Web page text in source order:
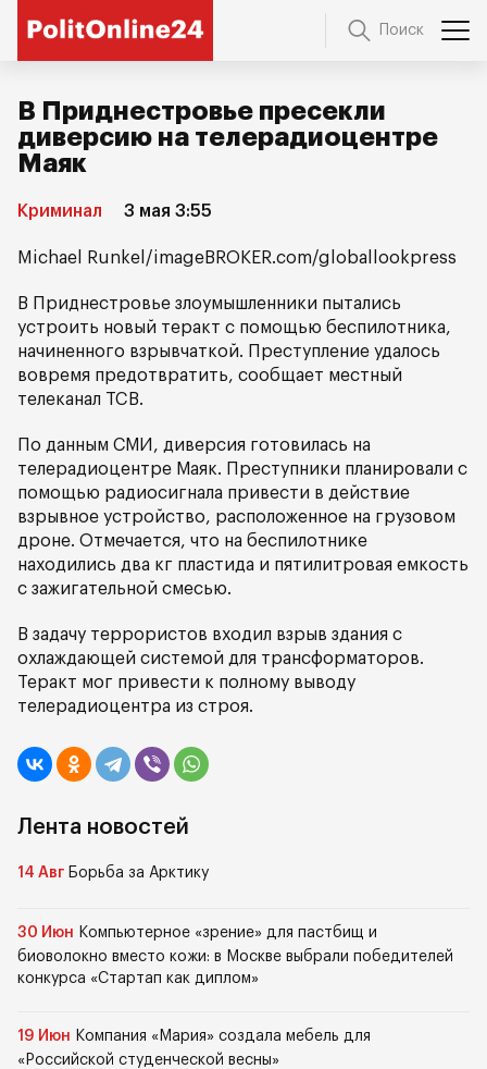
Поиск
В Приднестровье пресекли
диверсию на телерадиоцентре
Маяк
Криминал 3 мая 3:55
Michael Runkel/imageBROKER.com/globallookpress
В Приднестровье злоумышленники пытались
устроить новый теракт с помощью беспилотника,
начиненного взрывчаткой. Преступление удалось
вовремя предотвратить, сообщает местный
телеканал TCB.
По данным СМИ, диверсия готовилась на
телерадиоцентре Маяк. Преступники планировали с
помощью радиосигнала привести в действие
взрывное устройство, расположенное на грузовом
дроне. Отмечается, что на беспилотнике
находились два кг пластида и пятилитровая емкость
с зажигательной смесью.
В задачу террористов входил взрыв здания с
охлаждающей системой для трансформаторов.
Теракт мог привести к полному выводу
телерадиоцентра из строя.
Лента новостей
14 Авг Борьба за Арктику
30 Июн Компьютерное «зрение» для пастбищ и
биоволокно вместо кожи: в Москве выбрали победителей
конкурса «Стартап как диплом»
19 Июн Компания «Мария» создала мебель для
«Российской студенческой весны»